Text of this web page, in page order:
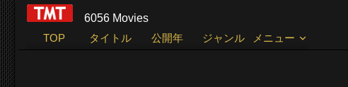
6056 Movies
TOP
タイトル 公開年 ジャンル メニュー